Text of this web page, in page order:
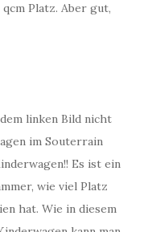
Platz. Aber gut,
linken Bild nicht
im Souterrain
Es ist ein
wie viel Platz
hat. Wie in diesem